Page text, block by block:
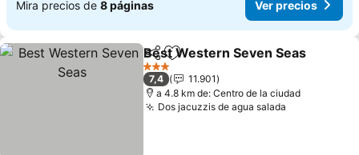
Mira precios de 8 páginas Ver precios
CompartirAgregar a favoritos
Best Western Seven Seas
3 Estrellas
7,4
11.901
a 4.8 km de: Centro de la ciudad
Dos jacuzzis de agua salada